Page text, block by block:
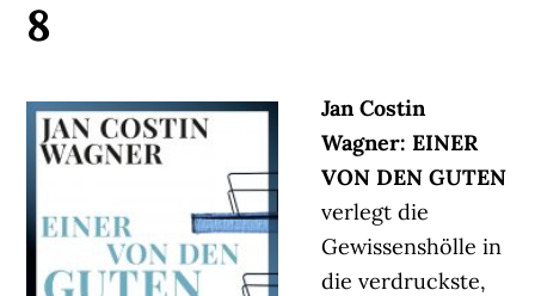
8
Jan Costin
Wagner: EINER
VON DEN GUTEN
verlegt die
Gewissenshölle in
die verdruckste,